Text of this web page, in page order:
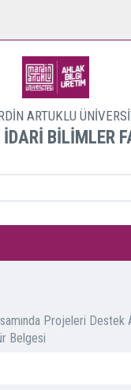
ARTUKLU
BİLİMLER
Projeleri Destek
Belgesi